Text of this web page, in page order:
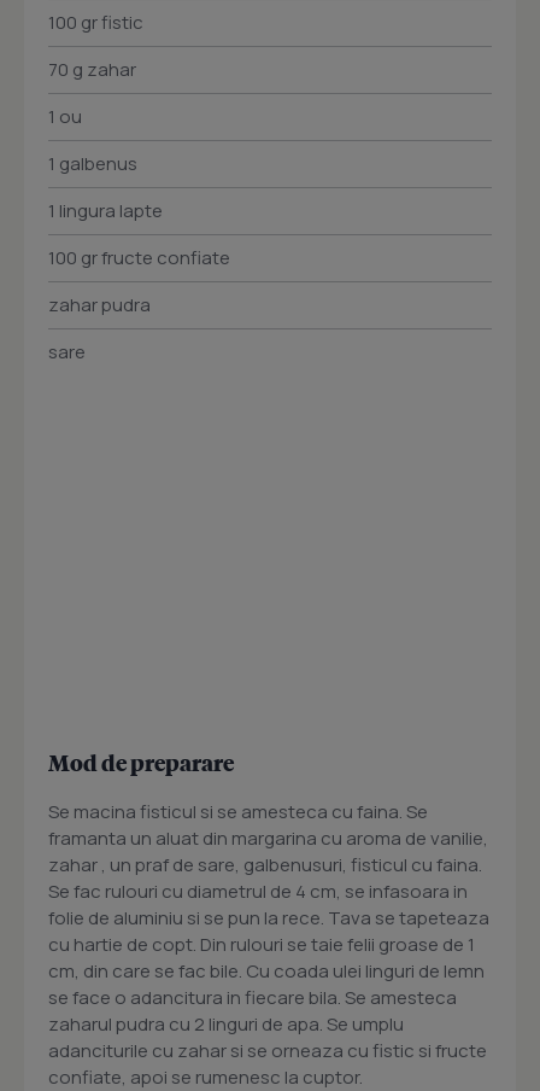
100 gr fistic
70 g zahar
1 ou
1 galbenus
1 lingura lapte
100 gr fructe confiate
zahar pudra
sare
Mod de preparare
Se macina fisticul si se amesteca cu faina. Se
framanta un aluat din margarina cu aroma de vanilie,
zahar , un praf de sare, galbenusuri, fisticul cu faina.
Se fac rulouri cu diametrul de 4 cm, se infasoara in
folie de aluminiu si se pun la rece. Tava se tapeteaza
cu hartie de copt. Din rulouri se taie felii groase de 1
cm, din care se fac bile. Cu coada ulei linguri de lemn
se face o adancitura in fiecare bila. Se amesteca
zaharul pudra cu 2 linguri de apa. Se umplu
adanciturile cu zahar si se orneaza cu fistic si fructe
confiate, apoi se rumenesc la cuptor.